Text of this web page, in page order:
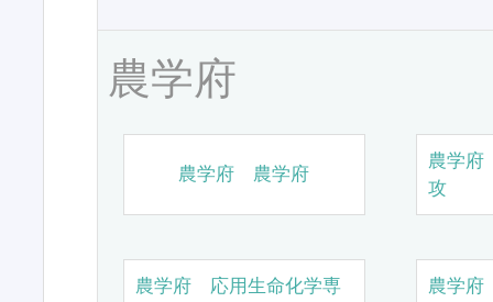
農学府
農学府 農学府
農学
攻
農学府 応用生命化学専
農学